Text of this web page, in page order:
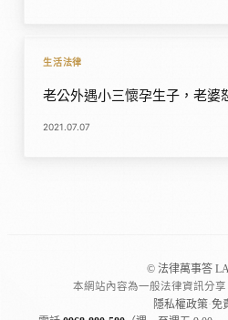
生活法律
老公外遇小三懷孕生子，老婆
2021.07.07
© 法律萬事答
本網站內容為一般法律資訊分
隱私權政策·免